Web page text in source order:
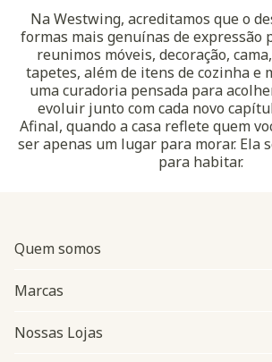
Na Westwing, acreditamos que o
formas mais genuínas de expressão
reunimos móveis, decoração,
tapetes, além de itens de cozinha e
uma curadoria pensada para
evoluir junto com cada novo
Afinal, quando a casa reflete quem
ser apenas um lugar para morar. Ela
para habitar.
Quem somos
Marcas
Nossas Lojas